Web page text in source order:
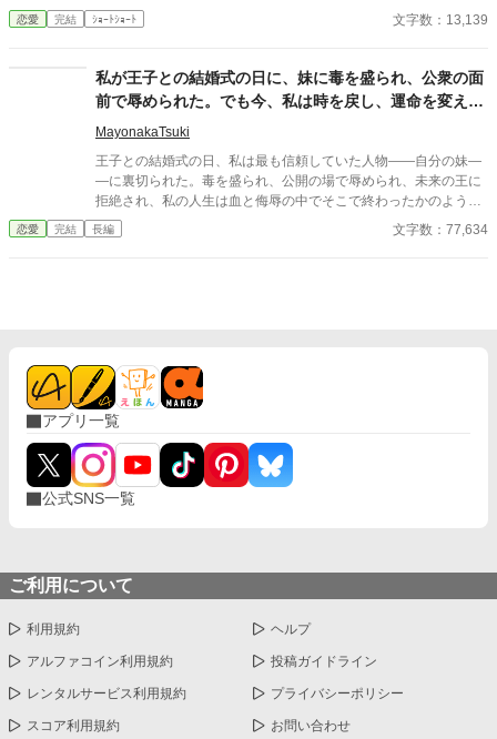
育係編Part1
恋愛 完結 ｼｮｰﾄｼｮｰﾄ 文字数：13,139
私が王子との結婚式の日に、妹に毒を盛られ、公衆の面
前で辱められた。でも今、私は時を戻し、運命を変えに
来た。
MayonakaTsuki
王子との結婚式の日、私は最も信頼していた人物――自分の妹―
―に裏切られた。毒を盛られ、公開の場で辱められ、未来の王に
拒絶され、私の人生は血と侮辱の中でそこで終わったかのように
思えた。しかし、死が私を迎えたとき、不可能なことが起きた―
―私は同じ回廊で、祭壇の前で目を覚まし、あらゆる涙、嘘、そ
恋愛 完結 長編 文字数：77,634
アプリ一覧
公式SNS一覧
ご利用について
利用規約 ヘルプ
アルファコイン利用規約 投稿ガイドライン
レンタルサービス利用規約 プライバシーポリシー
スコア利用規約 お問い合わせ